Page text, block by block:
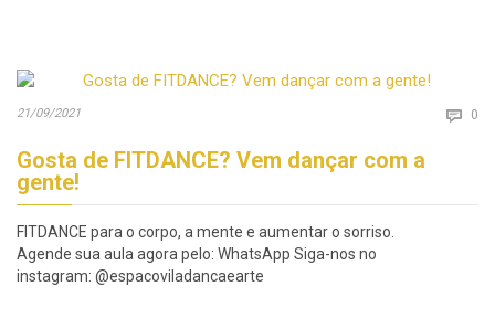
21/09/2021  0
Gosta de FITDANCE? Vem dançar com a
gente!
FITDANCE para o corpo, a mente e aumentar o sorriso.
Agende sua aula agora pelo: WhatsApp Siga-nos no
instagram: @espacoviladancaearte